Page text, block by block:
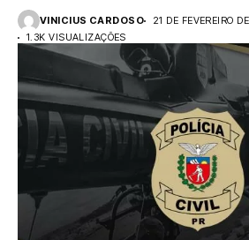
VINICIUS CARDOSO
21 DE FEVEREIRO
1.3K VISUALIZAÇÕES